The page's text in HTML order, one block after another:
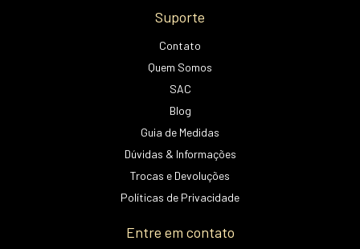
Suporte
Contato
Quem Somos
SAC
Blog
Guia de Medidas
Dúvidas & Informações
Trocas e Devoluções
Políticas de Privacidade
Entre em contato